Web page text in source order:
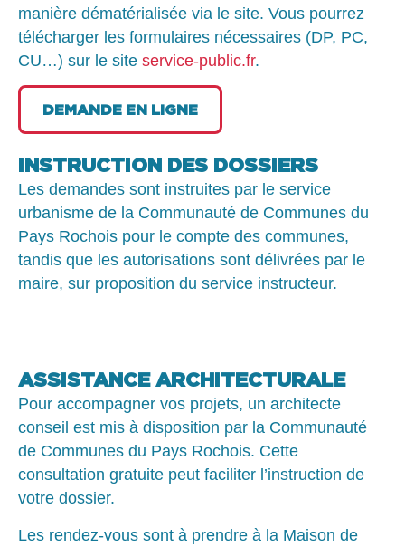
manière dématérialisée via le site. Vous pourrez
télécharger les formulaires nécessaires (DP, PC,
CU…) sur le site service-public.fr.
DEMANDE EN LIGNE
INSTRUCTION DES DOSSIERS
Les demandes sont instruites par le service
urbanisme de la Communauté de Communes du
Pays Rochois pour le compte des communes,
tandis que les autorisations sont délivrées par le
maire, sur proposition du service instructeur.
ASSISTANCE ARCHITECTURALE
Pour accompagner vos projets, un architecte
conseil est mis à disposition par la Communauté
de Communes du Pays Rochois. Cette
consultation gratuite peut faciliter l’instruction de
votre dossier.
Les rendez-vous sont à prendre à la Maison de